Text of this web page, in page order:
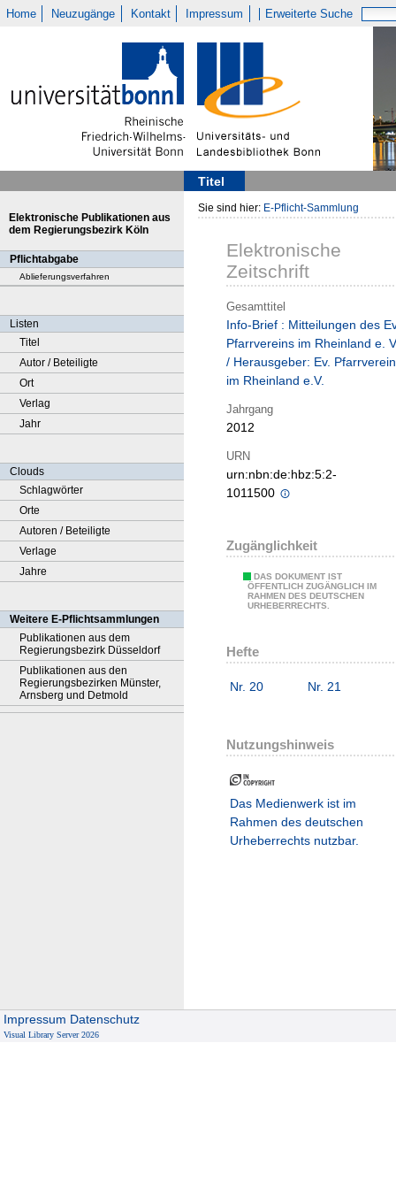
Home Neuzugänge Kontakt Impressum Erweiterte Suche
Titel
Elektronische Publikationen aus
dem Regierungsbezirk Köln
Pflichtabgabe
Ablieferungsverfahren
Listen
Titel
Autor / Beteiligte
Ort
Verlag
Jahr
Clouds
Schlagwörter
Orte
Autoren / Beteiligte
Verlage
Jahre
Weitere E-Pflichtsammlungen
Publikationen aus dem
Regierungsbezirk Düsseldorf
Publikationen aus den
Regierungsbezirken Münster,
Arnsberg und Detmold
Sie sind hier: E-Pflicht-Sammlung
Elektronische
Zeitschrift
Gesamttitel
Info-Brief : Mitteilungen des
Pfarrvereins im Rheinland e.
/ Herausgeber: Ev. Pfarrverein
im Rheinland e.V.
Jahrgang
2012
URN
urn:nbn:de:hbz:5:2-
1011500
Zugänglichkeit
DAS DOKUMENT IST
ÖFFENTLICH ZUGÄNGLICH IM
RAHMEN DES DEUTSCHEN
URHEBERRECHTS.
Hefte
Nr. 20 Nr. 21
Nutzungshinweis
Das Medienwerk ist im
Rahmen des deutschen
Urheberrechts nutzbar.
Impressum Datenschutz
Visual Library Server 2026